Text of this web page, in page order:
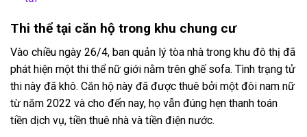
Thi thể tại căn hộ trong khu chung cư
Vào chiều ngày 26/4, ban quản lý tòa nhà trong khu đô thị đã
phát hiện một thi thể nữ giới nằm trên ghế sofa. Tình trạng tử
thi này đã khô. Căn hộ này đã được thuê bởi một đôi nam nữ
từ năm 2022 và cho đến nay, họ vẫn đúng hẹn thanh toán
tiền dịch vụ, tiền thuê nhà và tiền điện nước.